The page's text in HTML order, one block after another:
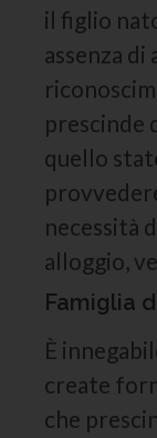
il figlio
assenza
prescinde
quello
necessità
alloggio,
Famiglia
È
create
che